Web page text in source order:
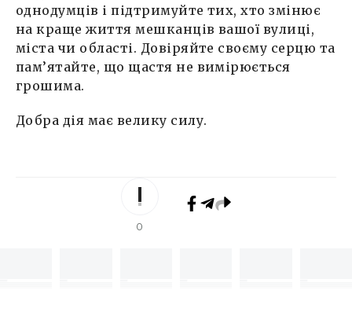
однодумців і підтримуйте тих, хто змінює
на краще життя мешканців вашої вулиці,
міста чи області. Довіряйте своєму серцю та
пам’ятайте, що щастя не вимірюється
грошима.
Добра дія має велику силу.
0